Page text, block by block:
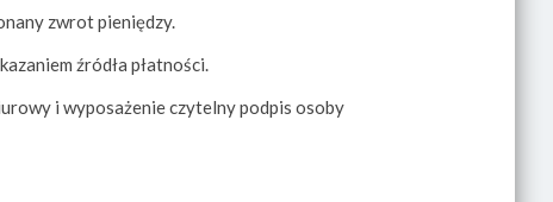
zwrot pieniędzy.
źródła płatności.
i wyposażenie czytelny podpis osoby